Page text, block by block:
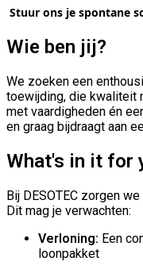
Stuur ons je spontane
Wie ben jij?
We zoeken een
toewijding, die kwaliteit
met vaardigheden én
en graag bijdraagt aan
What's in it for
Bij DESOTEC zorgen
Dit mag je verwachten:
Verloning: Een
loonpakket